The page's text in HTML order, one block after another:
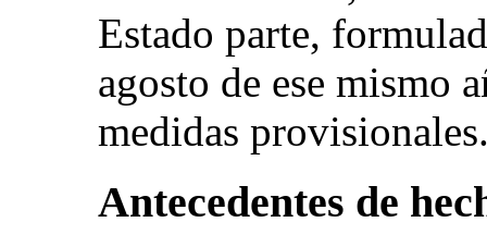
Estado parte,
agosto de ese mismo
medidas
Antecedentes de